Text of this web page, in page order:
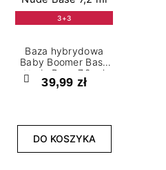
Poprzedni
3+3
Baza hybrydowa
Baby Boomer Base
Nude Base 7,2 ml
39,99 zł
DO KOSZYKA